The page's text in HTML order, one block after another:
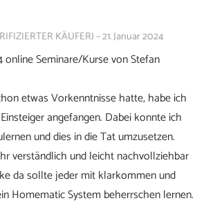
5 KÄUFER)–21. Januar 2024
online Seminare/Kurse von Stefan
etwas Vorkenntnisse hatte, habe ich
angefangen. Dabei konnte ich
und dies in die Tat umzusetzen.
verständlich und leicht nachvollziehbar
da sollte jeder mit klarkommen und
Homematic System beherrschen lernen.